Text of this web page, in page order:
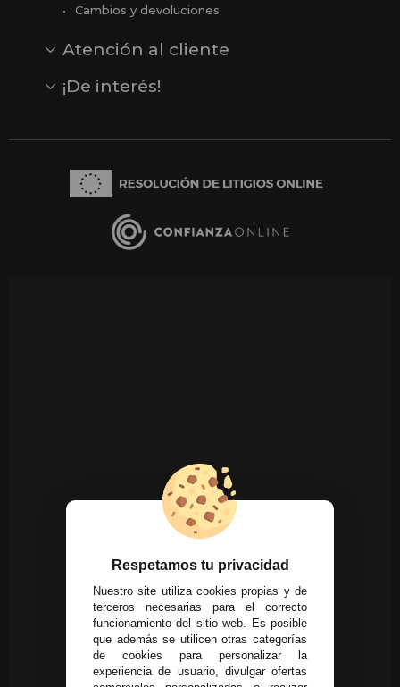
Cambios y devoluciones
Atención al cliente
Opiniones
Reseñas en Google
¡De interés!
Respetamos tu privacidad
Nuestro site utiliza cookies propias y de
terceros necesarias para el correcto
funcionamiento del sitio web. Es posible
que además se utilicen otras categorías
de cookies para personalizar la
experiencia de usuario, divulgar ofertas